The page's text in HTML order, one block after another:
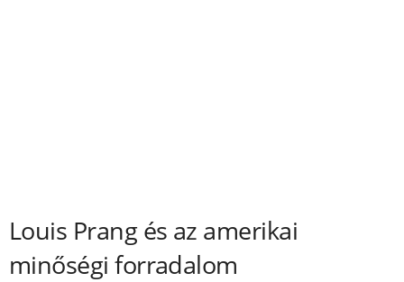
Louis Prang és az amerikai
minőségi forradalom